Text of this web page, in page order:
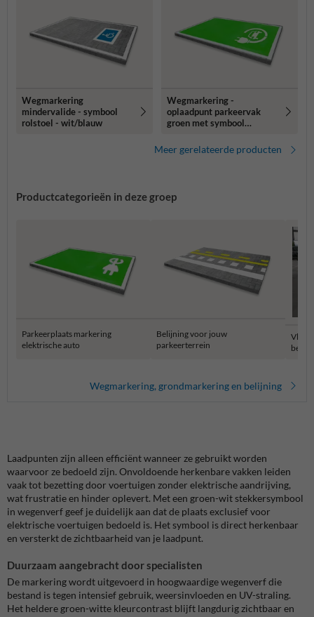
Wegmarkering
mindervalide - symbool
rolstoel - wit/blauw
Wegmarkering -
oplaadpunt parkeervak
groen met symbool
Meer gerelateerde producten
Productcategorieën in deze groep
Parkeerplaats markering
elektrische auto
Belijning voor jouw
parkeerterrein
Wegmarkering, grondmarkering en belijning
Laadpunten zijn alleen efficiënt wanneer ze gebruikt worden
waarvoor ze bedoeld zijn. Onvoldoende herkenbare vakken leiden
vaak tot bezetting door voertuigen zonder elektrische aandrijving,
wat frustratie en hinder oplevert. Met een groen-wit stekkersymbool
in wegenverf geef je duidelijk aan dat de plaats exclusief voor
elektrische voertuigen bedoeld is. Het symbool is direct herkenbaar
en versterkt de zichtbaarheid van je laadpunt.
Duurzaam aangebracht door specialisten
De markering wordt uitgevoerd in hoogwaardige wegenverf die
bestand is tegen intensief gebruik, weersinvloeden en UV-straling.
Het heldere groen-witte kleurcontrast blijft langdurig zichtbaar en